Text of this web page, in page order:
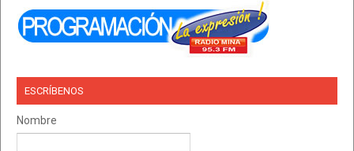
ESCRÍBENOS
Nombre